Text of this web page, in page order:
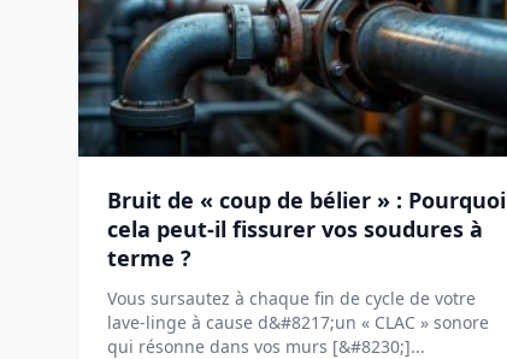
Bruit de « coup de bélier » : Pourquoi
cela peut-il fissurer vos soudures à
terme ?
Vous sursautez à chaque fin de cycle de votre
lave-linge à cause d&#8217;un « CLAC » sonore
qui résonne dans vos murs [&#8230;]...